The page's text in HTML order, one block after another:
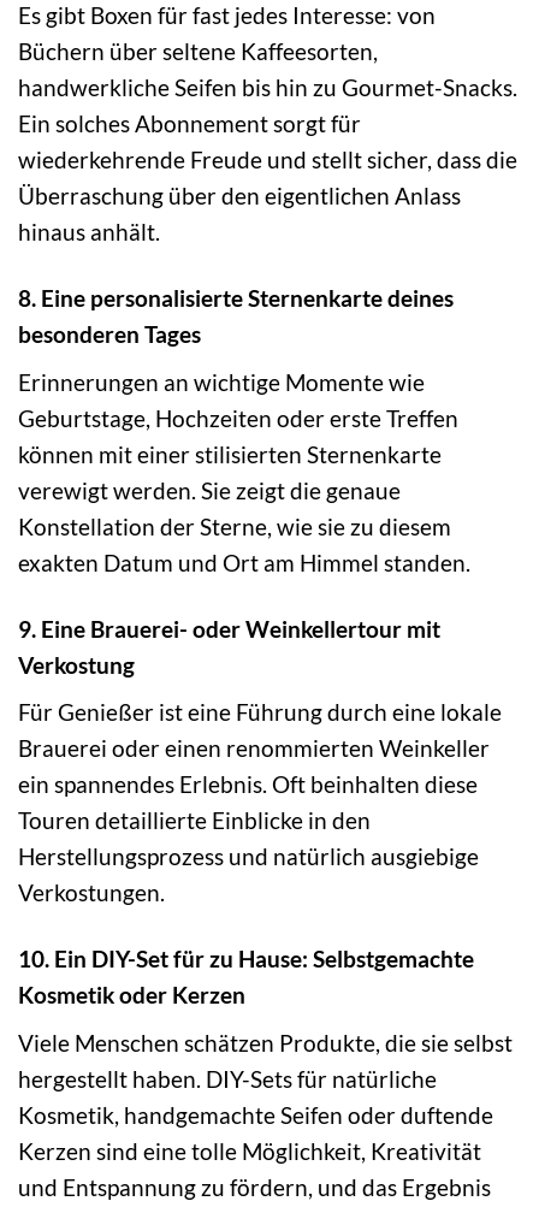
Es gibt Boxen für fast jedes Interesse: von
Büchern über seltene Kaffeesorten,
handwerkliche Seifen bis hin zu Gourmet-Snacks.
Ein solches Abonnement sorgt für
wiederkehrende Freude und stellt sicher, dass die
Überraschung über den eigentlichen Anlass
hinaus anhält.
8. Eine personalisierte Sternenkarte deines
besonderen Tages
Erinnerungen an wichtige Momente wie
Geburtstage, Hochzeiten oder erste Treffen
können mit einer stilisierten Sternenkarte
verewigt werden. Sie zeigt die genaue
Konstellation der Sterne, wie sie zu diesem
exakten Datum und Ort am Himmel standen.
9. Eine Brauerei- oder Weinkellertour mit
Verkostung
Für Genießer ist eine Führung durch eine lokale
Brauerei oder einen renommierten Weinkeller
ein spannendes Erlebnis. Oft beinhalten diese
Touren detaillierte Einblicke in den
Herstellungsprozess und natürlich ausgiebige
Verkostungen.
10. Ein DIY-Set für zu Hause: Selbstgemachte
Kosmetik oder Kerzen
Viele Menschen schätzen Produkte, die sie selbst
hergestellt haben. DIY-Sets für natürliche
Kosmetik, handgemachte Seifen oder duftende
Kerzen sind eine tolle Möglichkeit, Kreativität
und Entspannung zu fördern, und das Ergebnis